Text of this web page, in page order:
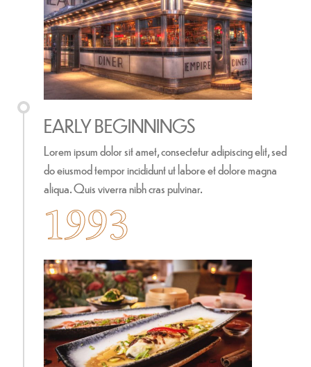
1993
EARLY BEGINNINGS
Lorem ipsum dolor sit amet, consectetur adipiscing elit, sed
do eiusmod tempor incididunt ut labore et dolore magna
aliqua. Quis viverra nibh cras pulvinar.